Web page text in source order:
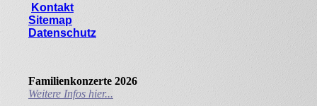
Kontakt
Sitemap
Datenschutz
Familienkonzerte 2026
Weitere Infos hier...